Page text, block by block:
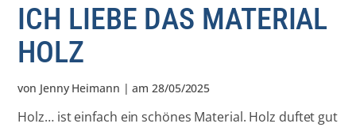
ICH LIEBE DAS MATERIAL
HOLZ
von Jenny Heimann | am28/05/2025
Holz… ist einfach ein schönes Material. Holz duftet gut